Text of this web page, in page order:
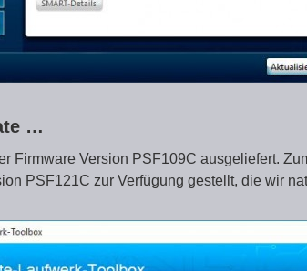
…
Firmware Version PSF109C ausgeliefert.
PSF121C zur Verfügung gestellt, die wir